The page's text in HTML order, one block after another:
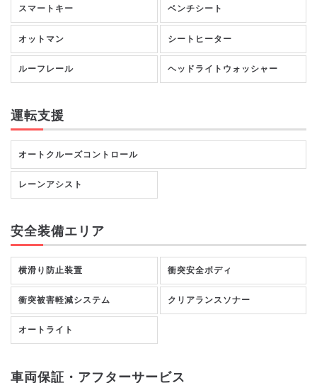
スマートキー ベンチシート
オットマン シートヒーター
ルーフレール ヘッドライトウォッシャー
運転支援
オートクルーズコントロール
レーンアシスト
安全装備エリア
横滑り防止装置 衝突安全ボディ
衝突被害軽減システム クリアランスソナー
オートライト
車両保証・アフターサービス